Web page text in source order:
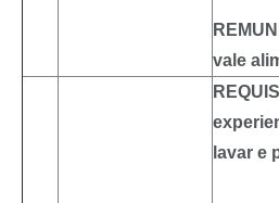
vale
lavar e